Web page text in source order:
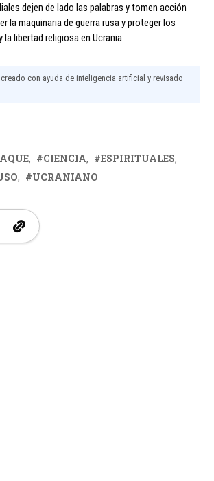
dejen de lado las palabras y tomen acción
la maquinaria de guerra rusa y proteger los
libertad religiosa en Ucrania.
con ayuda de inteligencia artificial y revisado
CIENCIA
ESPIRITUALES
UCRANIANO